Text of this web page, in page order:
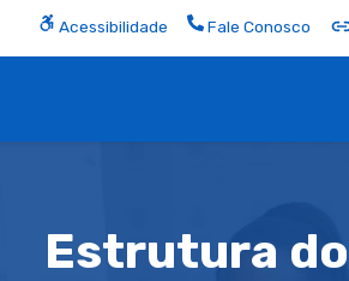
Acessibilidade Fale Conosco
Estrutura